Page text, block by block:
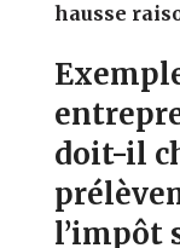
hausse
doit-il
l’impôt